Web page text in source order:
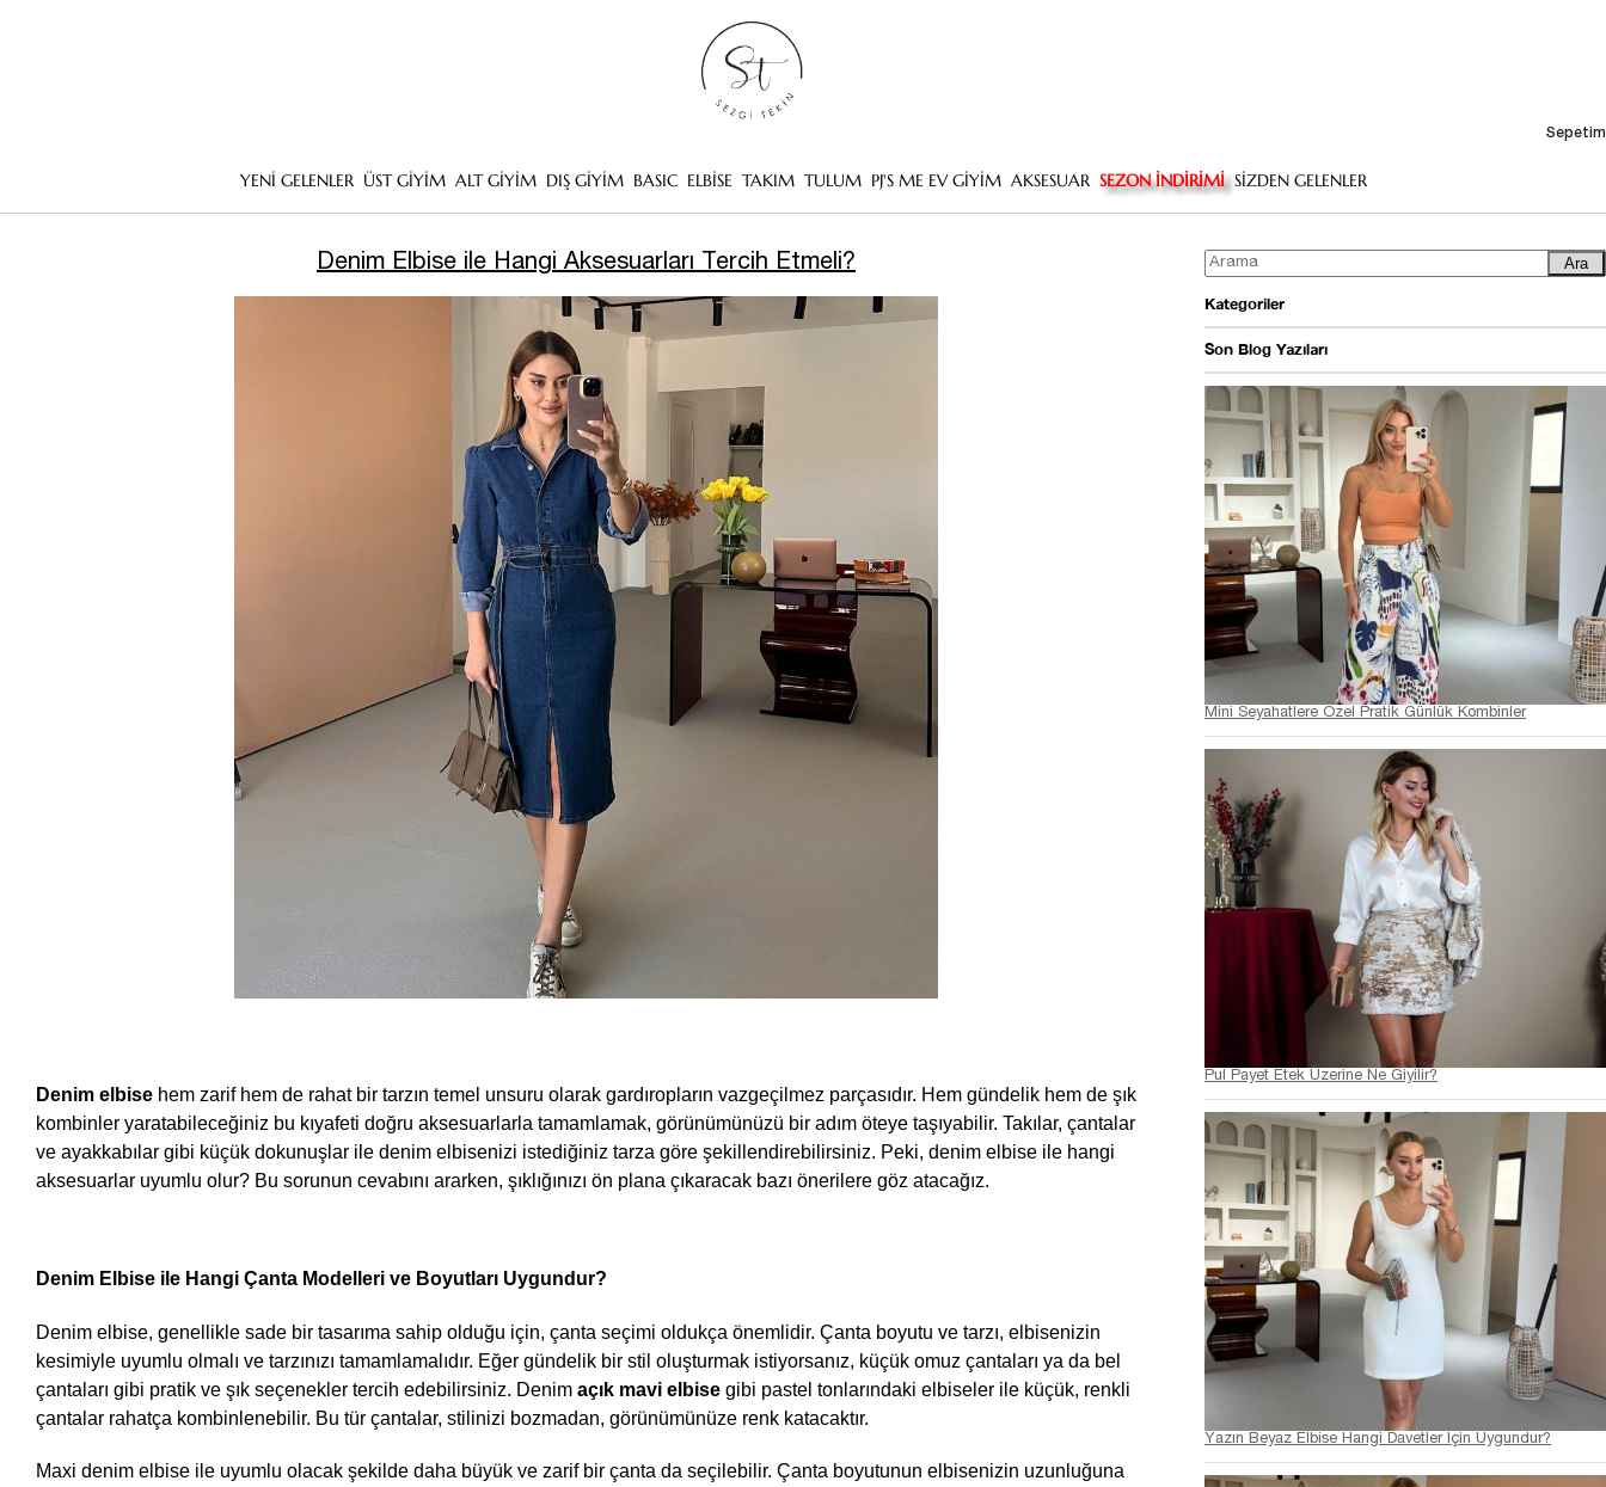
Sepetim
YENİ GELENLER ÜST GİYİM ALT GİYİM DIŞ GİYİM BASIC ELBİSE TAKIM TULUM PJ'S ME EV GİYİM AKSESUAR SEZON İNDİRİMİ SİZDEN GELENLER
Denim Elbise ile Hangi Aksesuarları Tercih Etmeli?
Denim elbise hem zarif hem de rahat bir tarzın temel unsuru olarak gardıropların vazgeçilmez parçasıdır. Hem gündelik hem de şık
kombinler yaratabileceğiniz bu kıyafeti doğru aksesuarlarla tamamlamak, görünümünüzü bir adım öteye taşıyabilir. Takılar, çantalar
ve ayakkabılar gibi küçük dokunuşlar ile denim elbisenizi istediğiniz tarza göre şekillendirebilirsiniz. Peki, denim elbise ile hangi
aksesuarlar uyumlu olur? Bu sorunun cevabını ararken, şıklığınızı ön plana çıkaracak bazı önerilere göz atacağız.
Denim Elbise ile Hangi Çanta Modelleri ve Boyutları Uygundur?
Denim elbise, genellikle sade bir tasarıma sahip olduğu için, çanta seçimi oldukça önemlidir. Çanta boyutu ve tarzı, elbisenizin
kesimiyle uyumlu olmalı ve tarzınızı tamamlamalıdır. Eğer gündelik bir stil oluşturmak istiyorsanız, küçük omuz çantaları ya da bel
çantaları gibi pratik ve şık seçenekler tercih edebilirsiniz. Denim açık mavi elbise gibi pastel tonlarındaki elbiseler ile küçük, renkli
çantalar rahatça kombinlenebilir. Bu tür çantalar, stilinizi bozmadan, görünümünüze renk katacaktır.
Maxi denim elbise ile uyumlu olacak şekilde daha büyük ve zarif bir çanta da seçilebilir. Çanta boyutunun elbisenizin uzunluğuna
Ara
Kategoriler
Son Blog Yazıları
Mini Seyahatlere Özel Pratik Günlük Kombinler
Pul Payet Etek Üzerine Ne Giyilir?
Yazın Beyaz Elbise Hangi Davetler İçin Uygundur?